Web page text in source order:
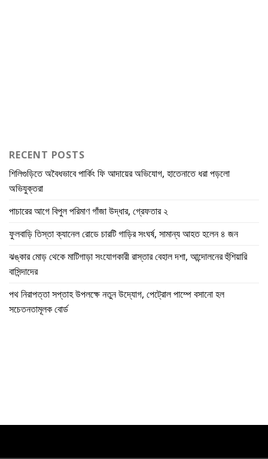
RECENT POSTS
শিলিগুড়িতে অবৈধভাবে পার্কিং ফি আদায়ের অভিযোগ, হাতেনাতে ধরা পড়লো
অভিযুক্তরা
পাচারের আগে বিপুল পরিমাণ গাঁজা উদ্ধার, গ্রেফতার ২
ফুলবাড়ি তিস্তা ক্যানেল রোডে চারটি গাড়ির সংঘর্ষ, সামান্য আহত হলেন ৪ জন
ঝঙ্কার মোড় থেকে মাটিগাড়া সংযোগকারী রাস্তার বেহাল দশা, আন্দোলনের হুঁশিয়ারি
বাসিন্দাদের
পথ নিরাপত্তা সপ্তাহ উপলক্ষে নতুন উদ্যোগ, পেট্রোল পাম্পে বসানো হল
সচেতনতামূলক বোর্ড